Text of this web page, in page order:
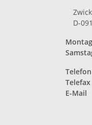
D-
Telefon
Telefax
E-Mail